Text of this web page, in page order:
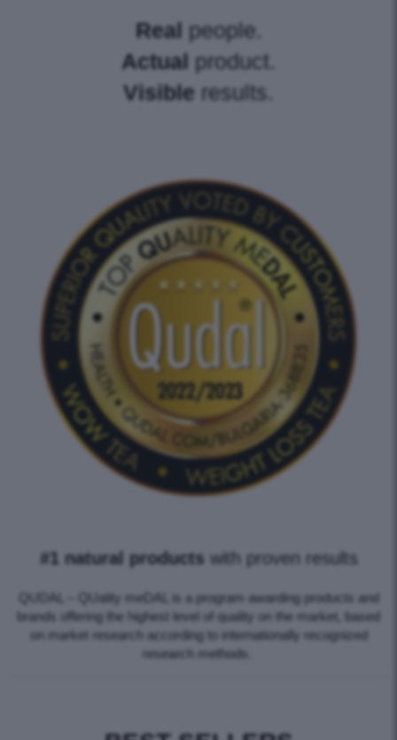
Real people.
Actual product.
Visible results.
#1 natural products with proven results
QUDAL – QUality meDAL is a program awarding products and
brands offering the highest level of quality on the market, based
on market research according to internationally recognized
research methods.